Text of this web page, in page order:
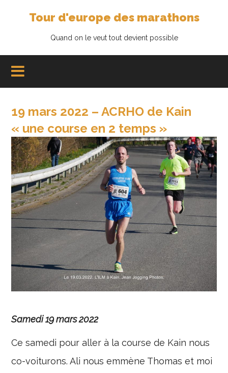
Tour d'europe des marathons
Quand on le veut tout devient possible
19 mars 2022 – ACRHO de Kain
« une course en 2 temps »
Samedi 19 mars 2022
Ce samedi pour aller à la course de Kain nous
co-voiturons. Ali nous emmène Thomas et moi